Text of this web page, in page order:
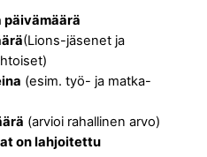
päivämäärä
(Lions-jäsenet ja
(esim. työ- ja matka-
(arvioi rahallinen arvo)
on lahjoitettu